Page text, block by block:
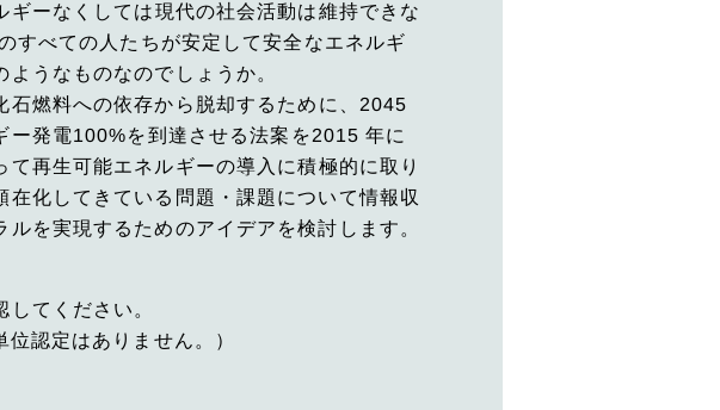
ギーなくしては現代の社会活動は維持できな
すべての人たちが安定して安全なエネルギ
うなものなのでしょうか。
石燃料への依存から脱却するために、2045
ー発電100%を到達させる法案を2015 年に
て再生可能エネルギーの導入に積極的に取り
在化してきている問題・課題について情報収
を実現するためのアイデアを検討します。
してください。
位認定はありません。）